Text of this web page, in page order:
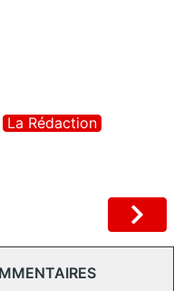
La Rédaction